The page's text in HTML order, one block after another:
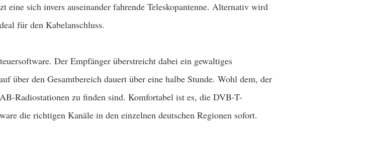
sich invers auseinander fahrende Teleskopantenne. Alternativ wird
für den Kabelanschluss.
Der Empfänger überstreicht dabei ein gewaltiges
über den Gesamtbereich dauert über eine halbe Stunde. Wohl dem, der
Radiostationen zu finden sind. Komfortabel ist es, die DVB-T-
die richtigen Kanäle in den einzelnen deutschen Regionen sofort.